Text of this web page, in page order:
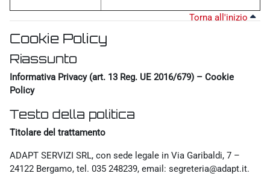
Torna all'inizio
Cookie Policy
Riassunto
Informativa Privacy (art. 13 Reg. UE 2016/679) – Cookie
Policy
Testo della politica
Titolare del trattamento
ADAPT SERVIZI SRL, con sede legale in Via Garibaldi, 7 –
24122 Bergamo, tel. 035 248239, email: segreteria@adapt.it.